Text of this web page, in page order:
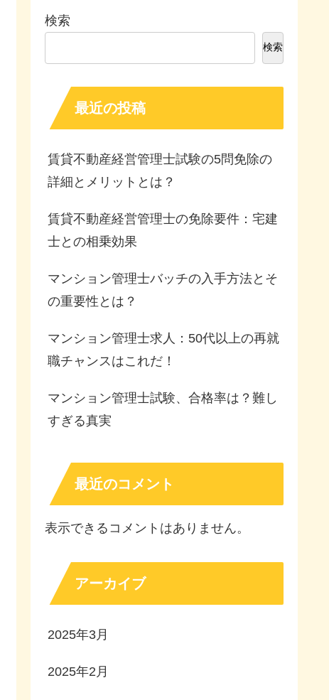
検索
検索
最近の投稿
賃貸不動産経営管理士試験の5問免除の
詳細とメリットとは？
賃貸不動産経営管理士の免除要件：宅建
士との相乗効果
マンション管理士バッチの入手方法とそ
の重要性とは？
マンション管理士求人：50代以上の再就
職チャンスはこれだ！
マンション管理士試験、合格率は？難し
すぎる真実
最近のコメント
表示できるコメントはありません。
アーカイブ
2025年3月
2025年2月